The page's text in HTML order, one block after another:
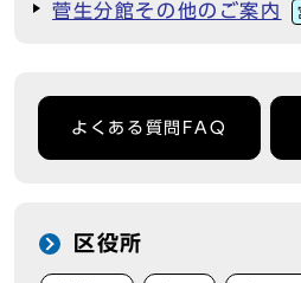
菅生分館その他のご案内
よくある質問FAQ
区役所